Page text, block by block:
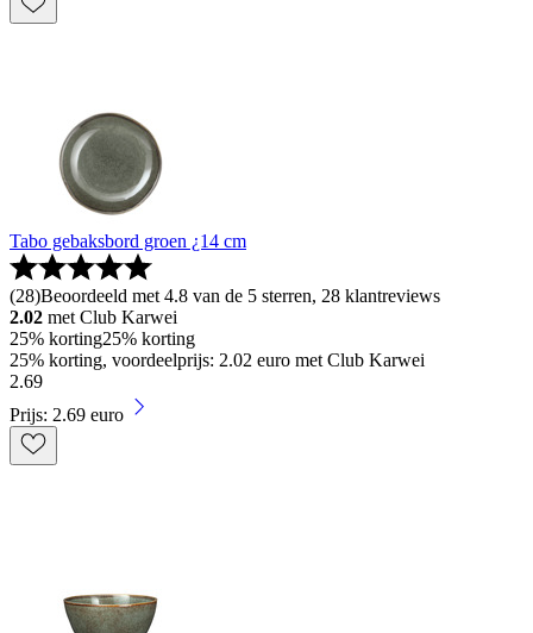
Tabo gebaksbord groen ¿14 cm
(28)Beoordeeld met 4.8 van de 5 sterren, 28 klantreviews
2.02 met Club Karwei
25% korting25% korting
25% korting, voordeelprijs: 2.02 euro met Club Karwei
2.69
Prijs: 2.69 euro